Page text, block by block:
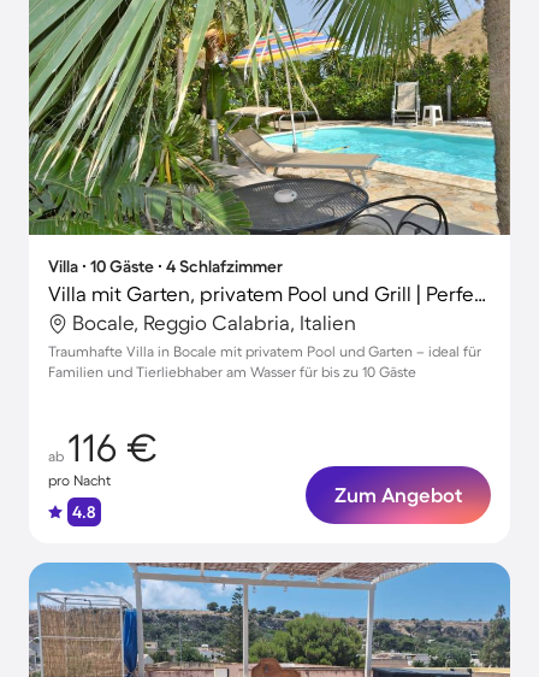
Villa ∙ 10 Gäste ∙ 4 Schlafzimmer
Villa mit Garten, privatem Pool und Grill | Perfekt für die Arbeit von Zuhause
Bocale, Reggio Calabria, Italien
Traumhafte Villa in Bocale mit privatem Pool und Garten – ideal für
Familien und Tierliebhaber am Wasser für bis zu 10 Gäste
ab 116 €
pro Nacht
4.8
Zum Angebot